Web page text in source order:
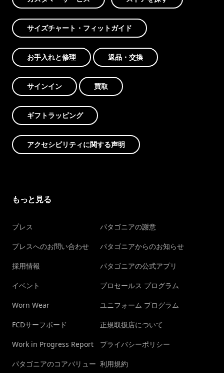
サイズチャート・フィットガイド
お手入れと修理 返品・交換
サインイン 買取
ギフトラッピング
アクセシビリティに関する声明
もっと見る
プレス
プレスへのお問い合わせ
採用情報
イベント
Worn Wear
FCDサーフボード
Work in Progress Report
パタゴニアのコアバリュー
パタゴニアの謝意
パタゴニアからのお知らせ
パタゴニアの公式アプリ
プロセールス プログラム
ユニフォーム プログラム
正規取扱店について
プライバシーポリシー
利用規約